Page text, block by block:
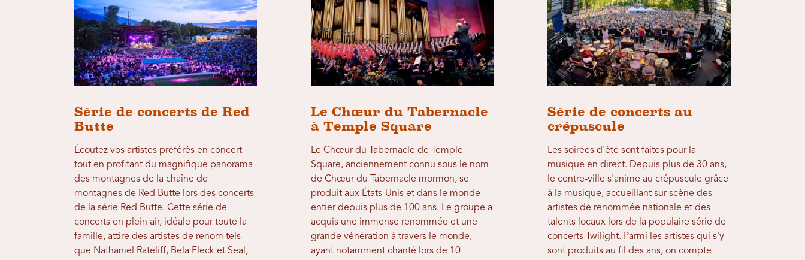
Série de concerts de Red
Butte
Écoutez vos artistes préférés en concert
tout en profitant du magnifique panorama
des montagnes de la chaîne de
montagnes de Red Butte lors des concerts
de la série Red Butte. Cette série de
concerts en plein air, idéale pour toute la
famille, attire des artistes de renom tels
que Nathaniel Rateliff, Bela Fleck et Seal,
Le Chœur du Tabernacle
à Temple Square
Le Chœur du Tabernacle de Temple
Square, anciennement connu sous le nom
de Chœur du Tabernacle mormon, se
produit aux États-Unis et dans le monde
entier depuis plus de 100 ans. Le groupe a
acquis une immense renommée et une
grande vénération à travers le monde,
ayant notamment chanté lors de 10
Série de concerts au
crépuscule
Les soirées d'été sont faites pour la
musique en direct. Depuis plus de 30 ans,
le centre-ville s'anime au crépuscule grâce
à la musique, accueillant sur scène des
artistes de renommée nationale et des
talents locaux lors de la populaire série de
concerts Twilight. Parmi les artistes qui s'y
sont produits au fil des ans, on compte